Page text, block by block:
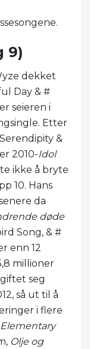
9)
dekket
Day & #
seieren i
Etter
&
2010-Idol
ikke å bryte
10. Hans
da
døde
Song, & #
enn 12
millioner
seg
så ut til å
i flere
Elementary
Olje og